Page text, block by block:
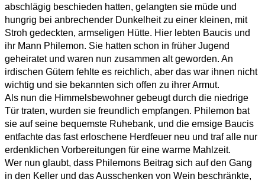
abschlägig beschieden hatten, gelangten sie müde und
hungrig bei anbrechender Dunkelheit zu einer kleinen, mit
Stroh gedeckten, armseligen Hütte. Hier lebten Baucis und
ihr Mann Philemon. Sie hatten schon in früher Jugend
geheiratet und waren nun zusammen alt geworden. An
irdischen Gütern fehlte es reichlich, aber das war ihnen nicht
wichtig und sie bekannten sich offen zu ihrer Armut.
Als nun die Himmelsbewohner gebeugt durch die niedrige
Tür traten, wurden sie freundlich empfangen. Philemon bat
sie auf seine bequemste Ruhebank, und die emsige Baucis
entfachte das fast erloschene Herdfeuer neu und traf alle nur
erdenklichen Vorbereitungen für eine warme Mahlzeit.
Wer nun glaubt, dass Philemons Beitrag sich auf den Gang
in den Keller und das Ausschenken von Wein beschränkte,